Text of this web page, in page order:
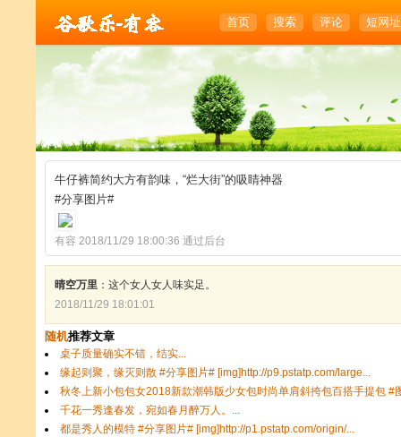
首页 搜索 评论 短网址
牛仔裤简约大方有韵味，“烂大街”的吸睛神器
#分享图片#
有容 2018/11/29 18:00:36 通过后台
晴空万里 ：这个女人女人味实足。
2018/11/29 18:01:01